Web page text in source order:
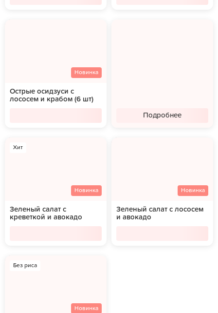
Новинка
Острые осидзуси с
лососем и крабом (6 шт)
Подробнее
Хит
Новинка
Зеленый салат с
креветкой и авокадо
Новинка
Зеленый салат с лососем
и авокадо
Без риса
Новинка